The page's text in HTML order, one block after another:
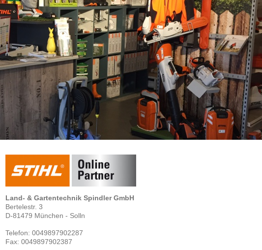
Land- & Gartentechnik Spindler GmbH
Bertelestr. 3
D-81479 München - Solln
Telefon:0049897902287
Fax:0049897902387